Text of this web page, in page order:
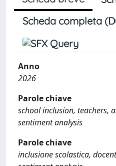
Scheda completa
Anno
2026
Parole chiave
school inclusion, teachers,
sentiment analysis
Parole chiave
inclusione scolastica,